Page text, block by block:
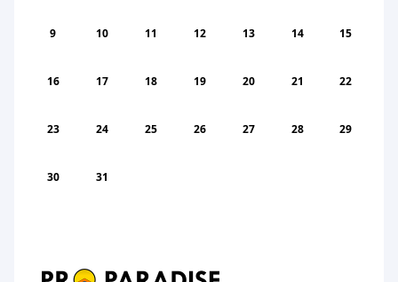
9 10 11 12 13 14 15
16 17 18 19 20 21 22
23 24 25 26 27 28 29
30 31